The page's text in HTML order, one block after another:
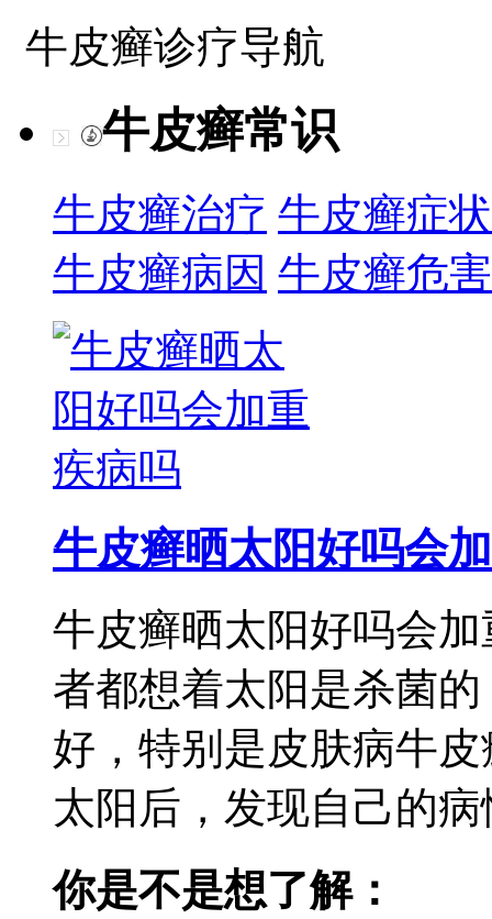
牛皮癣诊疗导航
牛皮癣常识
牛皮癣治疗 牛皮癣症状
牛皮癣病因 牛皮癣危害
牛皮癣晒太阳好吗会加
牛皮癣晒太阳好吗会
者都想着太阳是杀菌
好，特别是皮肤病牛
太阳后，发现自己的
你是不是想了解：